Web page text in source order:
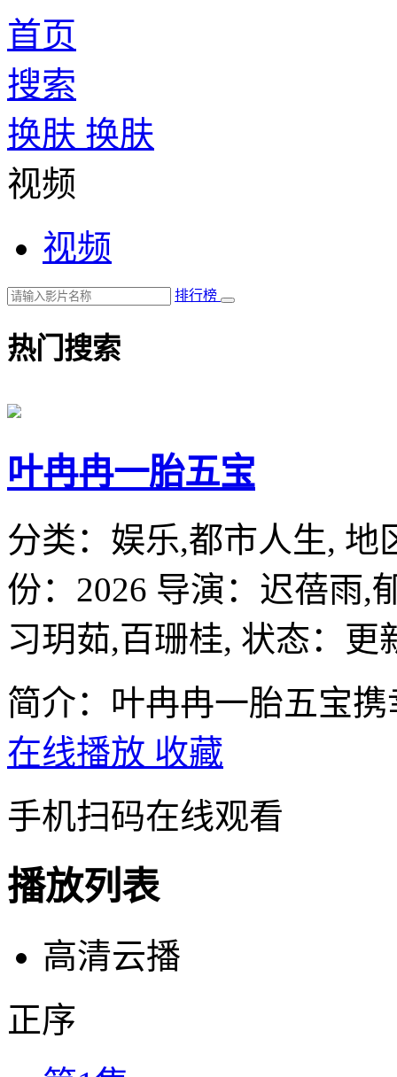
首页
搜索
换肤 换肤
视频
视频
排行榜
热门搜索
叶冉冉一胎五宝
分类： 娱乐,都市人生, 地
份： 2026 导演： 迟蓓雨,
习玥茹,百珊桂, 状态：更
简介：叶冉冉一胎五宝
在线播放 收藏
手机扫码在线观看
播放列表
高清云播
正序